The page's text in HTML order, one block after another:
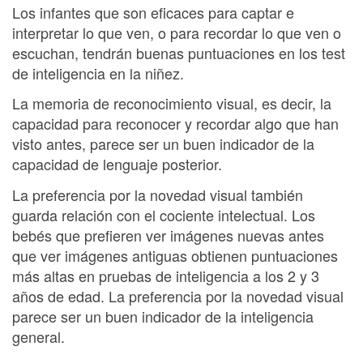
Los infantes que son eficaces para captar e
interpretar lo que ven, o para recordar lo que ven o
escuchan, tendrán buenas puntuaciones en los test
de inteligencia en la niñez.
La memoria de reconocimiento visual, es decir, la
capacidad para reconocer y recordar algo que han
visto antes, parece ser un buen indicador de la
capacidad de lenguaje posterior.
La preferencia por la novedad visual también
guarda relación con el cociente intelectual. Los
bebés que prefieren ver imágenes nuevas antes
que ver imágenes antiguas obtienen puntuaciones
más altas en pruebas de inteligencia a los 2 y 3
años de edad. La preferencia por la novedad visual
parece ser un buen indicador de la inteligencia
general.